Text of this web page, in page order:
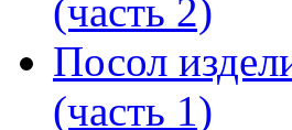
(часть 2)
Посол
(часть 1)